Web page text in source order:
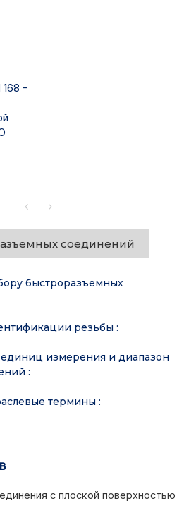
168 -
соединений
быстроразъемных
резьбы:
измерения и диапазон
:
термины:
с плоской поверхностью